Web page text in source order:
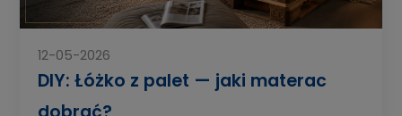
12-05-2026
DIY: Łóżko z palet — jaki materac